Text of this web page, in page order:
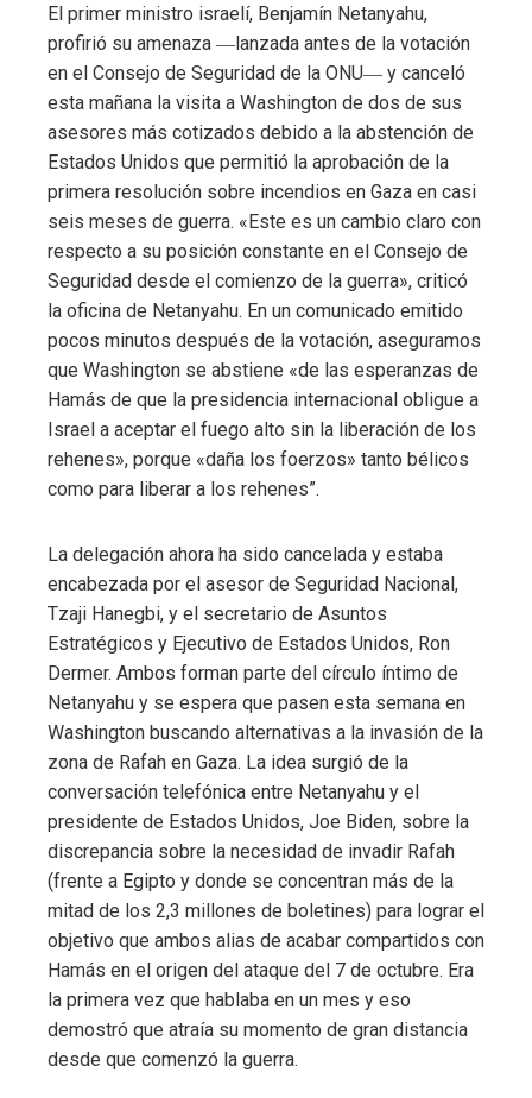
El primer ministro israelí, Benjamín Netanyahu,
profirió su amenaza ―lanzada antes de la votación
en el Consejo de Seguridad de la ONU― y canceló
esta mañana la visita a Washington de dos de sus
asesores más cotizados debido a la abstención de
Estados Unidos que permitió la aprobación de la
primera resolución sobre incendios en Gaza en casi
seis meses de guerra. «Este es un cambio claro con
respecto a su posición constante en el Consejo de
Seguridad desde el comienzo de la guerra», criticó
la oficina de Netanyahu. En un comunicado emitido
pocos minutos después de la votación, aseguramos
que Washington se abstiene «de las esperanzas de
Hamás de que la presidencia internacional obligue a
Israel a aceptar el fuego alto sin la liberación de los
rehenes», porque «daña los foerzos» tanto bélicos
como para liberar a los rehenes”.
La delegación ahora ha sido cancelada y estaba
encabezada por el asesor de Seguridad Nacional,
Tzaji Hanegbi, y el secretario de Asuntos
Estratégicos y Ejecutivo de Estados Unidos, Ron
Dermer. Ambos forman parte del círculo íntimo de
Netanyahu y se espera que pasen esta semana en
Washington buscando alternativas a la invasión de la
zona de Rafah en Gaza. La idea surgió de la
conversación telefónica entre Netanyahu y el
presidente de Estados Unidos, Joe Biden, sobre la
discrepancia sobre la necesidad de invadir Rafah
(frente a Egipto y donde se concentran más de la
mitad de los 2,3 millones de boletines) para lograr el
objetivo que ambos alias de acabar compartidos con
Hamás en el origen del ataque del 7 de octubre. Era
la primera vez que hablaba en un mes y eso
demostró que atraía su momento de gran distancia
desde que comenzó la guerra.